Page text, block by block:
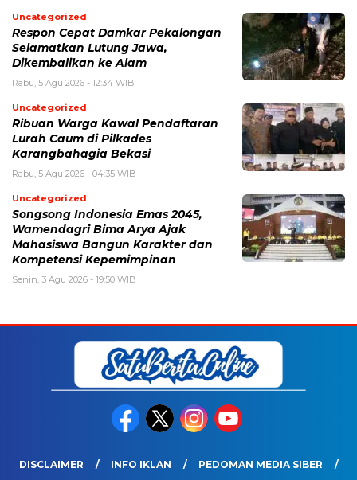
Uncategorized
Respon Cepat Damkar Pekalongan
Selamatkan Lutung Jawa,
Dikembalikan ke Alam
Rabu, 5 Agu 2026 - 12:34 WIB
Uncategorized
Ribuan Warga Kawal Pendaftaran
Lurah Caum di Pilkades
Karangbahagia Bekasi
Rabu, 5 Agu 2026 - 04:35 WIB
Uncategorized
Songsong Indonesia Emas 2045,
Wamendagri Bima Arya Ajak
Mahasiswa Bangun Karakter dan
Kompetensi Kepemimpinan
Senin, 3 Agu 2026 - 19:50 WIB
DISCLAIMER INFO IKLAN PEDOMAN MEDIA SIBER